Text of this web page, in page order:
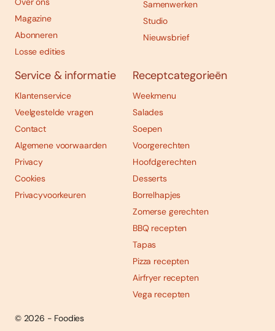
Magazine
Abonneren
Losse edities
Samenwerken
Studio
Nieuwsbrief
Service & informatie
Klantenservice
Veelgestelde vragen
Contact
Algemene voorwaarden
Privacy
Cookies
Privacyvoorkeuren
Receptcategorieën
Weekmenu
Salades
Soepen
Voorgerechten
Hoofdgerechten
Desserts
Borrelhapjes
Zomerse gerechten
BBQ recepten
Tapas
Pizza recepten
Airfryer recepten
Vega recepten
© 2026 - Foodies